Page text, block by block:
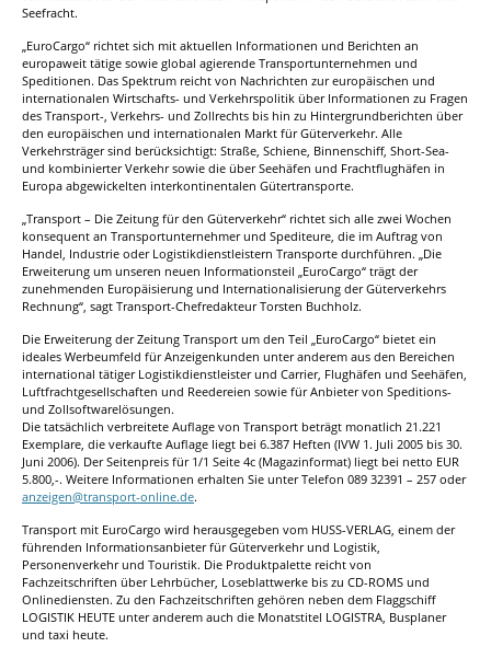
Seefracht.
„EuroCargo“ richtet sich mit aktuellen Informationen und Berichten an
europaweit tätige sowie global agierende Transportunternehmen und
Speditionen. Das Spektrum reicht von Nachrichten zur europäischen und
internationalen Wirtschafts- und Verkehrspolitik über Informationen zu Fragen
des Transport-, Verkehrs- und Zollrechts bis hin zu Hintergrundberichten über
den europäischen und internationalen Markt für Güterverkehr. Alle
Verkehrsträger sind berücksichtigt: Straße, Schiene, Binnenschiff, Short-Sea-
und kombinierter Verkehr sowie die über Seehäfen und Frachtflughäfen in
Europa abgewickelten interkontinentalen Gütertransporte.
„Transport – Die Zeitung für den Güterverkehr“ richtet sich alle zwei Wochen
konsequent an Transportunternehmer und Spediteure, die im Auftrag von
Handel, Industrie oder Logistikdienstleistern Transporte durchführen. „Die
Erweiterung um unseren neuen Informationsteil „EuroCargo“ trägt der
zunehmenden Europäisierung und Internationalisierung der Güterverkehrs
Rechnung“, sagt Transport-Chefredakteur Torsten Buchholz.
Die Erweiterung der Zeitung Transport um den Teil „EuroCargo“ bietet ein
ideales Werbeumfeld für Anzeigenkunden unter anderem aus den Bereichen
international tätiger Logistikdienstleister und Carrier, Flughäfen und Seehäfen,
Luftfrachtgesellschaften und Reedereien sowie für Anbieter von Speditions-
und Zollsoftwarelösungen.
Die tatsächlich verbreitete Auflage von Transport beträgt monatlich 21.221
Exemplare, die verkaufte Auflage liegt bei 6.387 Heften (IVW 1. Juli 2005 bis 30.
Juni 2006). Der Seitenpreis für 1/1 Seite 4c (Magazinformat) liegt bei netto EUR
5.800,-. Weitere Informationen erhalten Sie unter Telefon 089 32391 – 257 oder
anzeigen@transport-online.de.
Transport mit EuroCargo wird herausgegeben vom HUSS-VERLAG, einem der
führenden Informationsanbieter für Güterverkehr und Logistik,
Personenverkehr und Touristik. Die Produktpalette reicht von
Fachzeitschriften über Lehrbücher, Loseblattwerke bis zu CD-ROMS und
Onlinediensten. Zu den Fachzeitschriften gehören neben dem Flaggschiff
LOGISTIK HEUTE unter anderem auch die Monatstitel LOGISTRA, Busplaner
und taxi heute.